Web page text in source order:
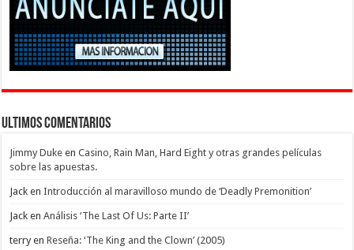
Ultimos Comentarios
Jimmy Duke enCasino, Rain Man, Hard Eight y otras grandes películas
sobre las apuestas.
Jack enIntroducción al maravilloso mundo de ‘Deadly Premonition’
Jack enAnálisis ‘The Last Of Us: Parte II’
terryenReseña: ‘The King and the Clown’ (2005)